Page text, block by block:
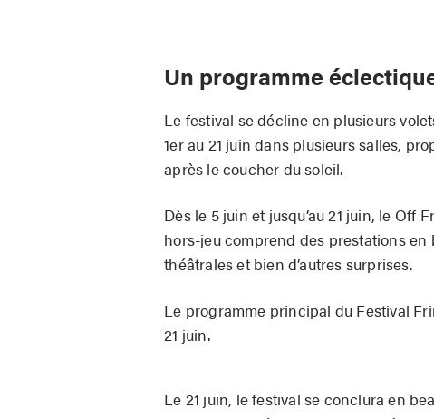
Un programme
Le festival se décline en plusieurs
1er au 21 juin dans plusieurs salles,
après le coucher du soleil.
Dès le 5 juin et jusqu’au 21 juin, le
hors-jeu comprend des prestations en
théâtrales et bien d’autres surprises.
Le programme principal du Festival
21 juin.
Le 21 juin, le festival se conclura en